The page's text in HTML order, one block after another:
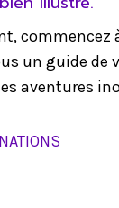
commencez
un guide de
aventures